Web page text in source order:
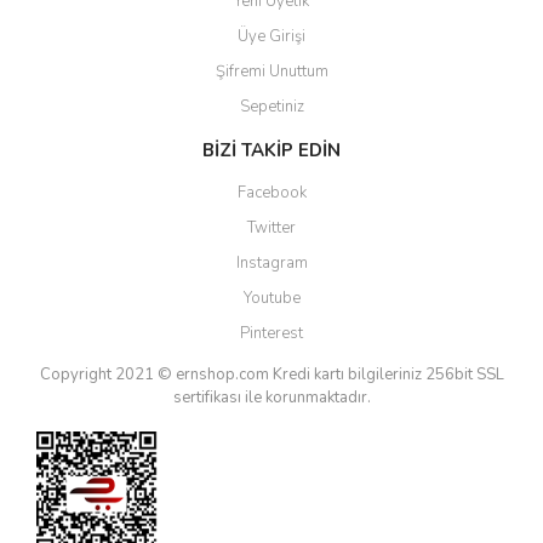
Üye Girişi
Şifremi Unuttum
Sepetiniz
BİZİ TAKİP EDİN
Facebook
Twitter
Instagram
Youtube
Pinterest
Copyright 2021 © ernshop.com Kredi kartı bilgileriniz 256bit SSL
sertifikası ile korunmaktadır.